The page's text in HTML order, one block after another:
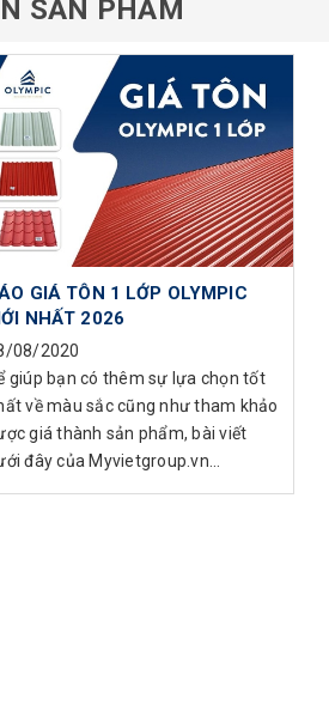
SẢN PHẨM
GIÁ TÔN 1 LỚP OLYMPIC
NHẤT 2026
08/2020
giúp bạn có thêm sự lựa chọn tốt
về màu sắc cũng như tham khảo
giá thành sản phẩm, bài viết
đây của Myvietgroup.vn...